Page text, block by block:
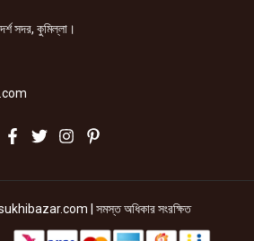
সদর, কুমিল্লা।
| সমস্ত অধিকার সংরক্ষিত